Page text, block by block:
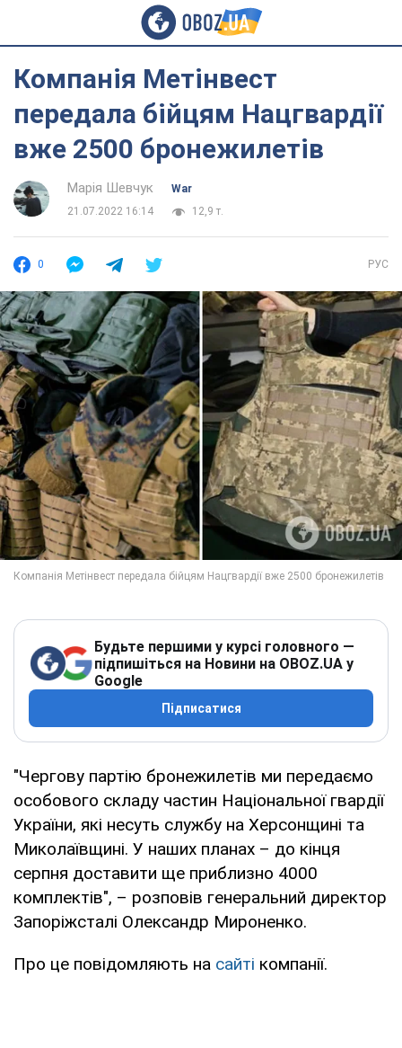
Компанія Метінвест
передала бійцям Нацгвардії
вже 2500 бронежилетів
Марія Шевчук
War
21.07.2022 16:14
12,9 т.
0 РУС
Будьте першими у курсі головного —
підпишіться на Новини на OBOZ.UA у
Google
Підписатися
"Чергову партію бронежилетів ми передаємо
особового складу частин Національної гвардії
України, які несуть службу на Херсонщині та
Миколаївщині. У наших планах – до кінця
серпня доставити ще приблизно 4000
комплектів", – розповів генеральний директор
Запоріжсталі Олександр Мироненко.
Про це повідомляють на сайті компанії.